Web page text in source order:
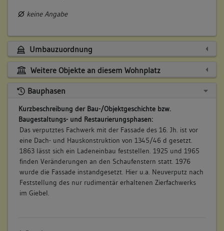
keine Angabe
Umbauzuordnung
Weitere Objekte an diesem Wohnplatz
Bauphasen
Kurzbeschreibung der Bau-/Objektgeschichte bzw.
Baugestaltungs- und Restaurierungsphasen:
Das verputztes Fachwerk mit der Fassade des 16. Jh. ist vor
eine Dach- und Hauskonstruktion von 1345/46 d gesetzt.
1863 lässt sich ein Ladeneinbau feststellen. 1925 und 1965
finden Veränderungen an den Schaufenstern statt. 1976
wurde die Fassade instandgesetzt. Hier u.a. Neuverputz nach
Feststellung des nur rudimentär erhaltenen Zierfachwerks
im Giebel.